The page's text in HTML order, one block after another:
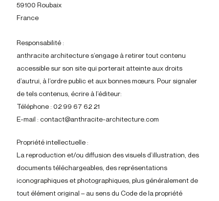
59100 Roubaix
France
Responsabilité :
anthracite architecture s’engage à retirer tout contenu
accessible sur son site qui porterait atteinte aux droits
d’autrui, à l’ordre public et aux bonnes mœurs. Pour signaler
de tels contenus, écrire à l’éditeur:
Téléphone : 02 99 67 62 21
E-mail : contact@anthracite-architecture.com
Propriété intellectuelle :
La reproduction et/ou diffusion des visuels d’illustration, des
documents téléchargeables, des représentations
iconographiques et photographiques, plus généralement de
tout élément original – au sens du Code de la propriété